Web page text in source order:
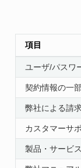
項目
ユーザ/パスワ
契約情報の一
弊社による請
カスタマーサ
製品・サービ